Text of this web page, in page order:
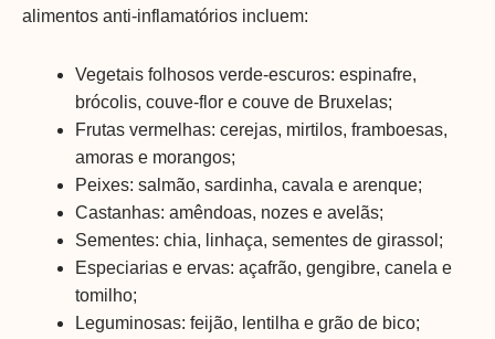
alimentos anti-inflamatórios incluem:
Vegetais folhosos verde-escuros: espinafre,
brócolis, couve-flor e couve de Bruxelas;
Frutas vermelhas: cerejas, mirtilos, framboesas,
amoras e morangos;
Peixes: salmão, sardinha, cavala e arenque;
Castanhas: amêndoas, nozes e avelãs;
Sementes: chia, linhaça, sementes de girassol;
Especiarias e ervas: açafrão, gengibre, canela e
tomilho;
Leguminosas: feijão, lentilha e grão de bico;